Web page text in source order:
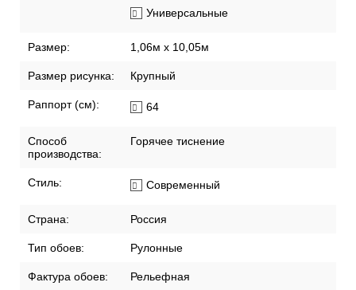
Универсальные
Размер: 1,06м х 10,05м
Размер рисунка: Крупный
Раппорт (см): 64
Способ
производства:
Горячее тиснение
Стиль: Современный
Страна: Россия
Тип обоев: Рулонные
Фактура обоев: Рельефная